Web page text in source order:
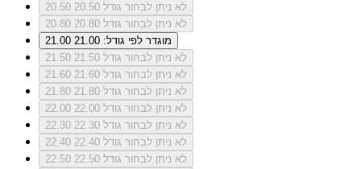
20.50
לא ניתן לבחור גודל 20.50
20.80
לא ניתן לבחור גודל 20.80
21.00
מוגדר לפי גודל: 21.00
21.50
לא ניתן לבחור גודל 21.50
21.60
לא ניתן לבחור גודל 21.60
21.80
לא ניתן לבחור גודל 21.80
22.00
לא ניתן לבחור גודל 22.00
22.30
לא ניתן לבחור גודל 22.30
22.40
לא ניתן לבחור גודל 22.40
22.50
לא ניתן לבחור גודל 22.50